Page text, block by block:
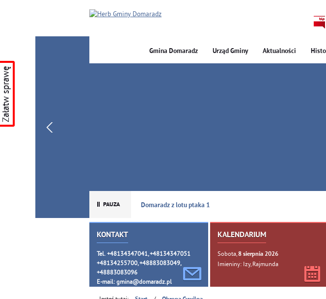
Gmina Domaradz Urząd Gminy Aktualności
Domaradz z lotu ptaka 1
KONTAKT
Tel. +48134347041, +48134347051
+48134255700, +48883083049,
+48883083096
E-mail: gmina@domaradz.pl
KALENDARIUM
Sobota, 8sierpnia 2026
Imieniny: Izy, Rajmunda
Załatw sprawę